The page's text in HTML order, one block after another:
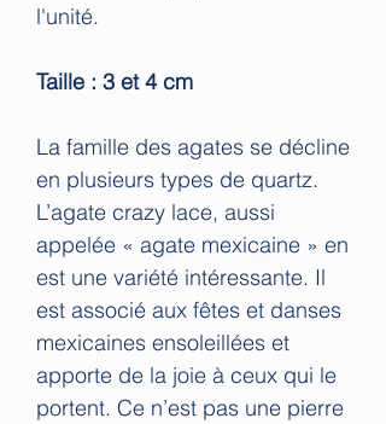
l'unité.
Taille : 3 et 4 cm
La famille des agates se décline
en plusieurs types de quartz.
L’agate crazy lace, aussi
appelée « agate mexicaine » en
est une variété intéressante. Il
est associé aux fêtes et danses
mexicaines ensoleillées et
apporte de la joie à ceux qui le
portent. Ce n’est pas une pierre